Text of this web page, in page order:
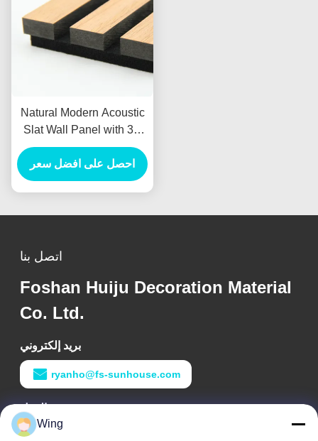
Natural Modern Acoustic
Slat Wall Panel with 3D
Model Design and
550kg/m3 Density for
Living Room Sound
احصل على افضل سعر
اتصل بنا
Foshan Huiju Decoration Material
Co. Ltd.
بريد إلكتروني
ryanho@fs-sunhouse.com
وقت العمل
9:00-18:00
Wing